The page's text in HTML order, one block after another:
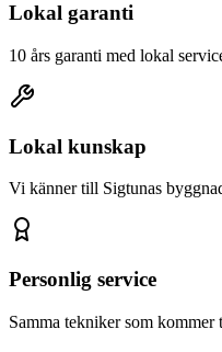
Lokal garanti
10 års garanti med lokal
Lokal kunskap
Vi känner till Sigtunas
Personlig service
Samma tekniker som